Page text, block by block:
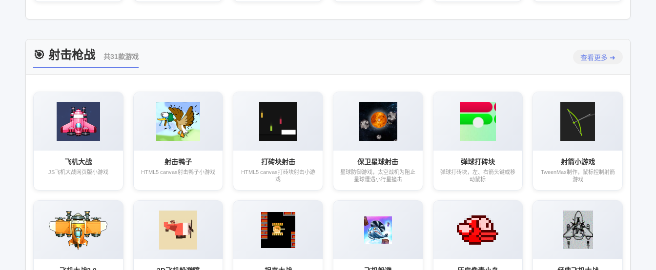
🎯 射击枪战 共31款游戏 查看更多 ➜
飞机大战
JS飞机大战网页版小游戏
射击鸭子
HTML5 canvas射击鸭子小游戏
打砖块射击
HTML5 canvas打砖块射击小游
戏
保卫星球射击
星球防御游戏，太空战机为阻止
星球遭遇小行星撞击
弹球打砖块
弹球打砖块，左、右箭头键或移
动鼠标
射箭小游戏
TweenMax制作，鼠标控制射箭
游戏